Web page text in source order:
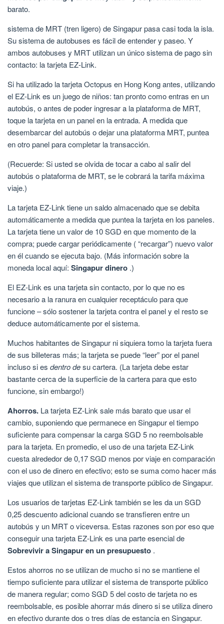
barato.
sistema de MRT (tren ligero) de Singapur pasa casi toda la isla.
Su sistema de autobuses es fácil de entender y paseo. Y
ambos autobuses y MRT utilizan un único sistema de pago sin
contacto: la tarjeta EZ-Link.
Si ha utilizado la tarjeta Octopus en Hong Kong antes, utilizando
el EZ-Link es un juego de niños: tan pronto como entras en un
autobús, o antes de poder ingresar a la plataforma de MRT,
toque la tarjeta en un panel en la entrada. A medida que
desembarcar del autobús o dejar una plataforma MRT, puntea
en otro panel para completar la transacción.
(Recuerde: Si usted se olvida de tocar a cabo al salir del
autobús o plataforma de MRT, se le cobrará la tarifa máxima
viaje.)
La tarjeta EZ-Link tiene un saldo almacenado que se debita
automáticamente a medida que puntea la tarjeta en los paneles.
La tarjeta tiene un valor de 10 SGD en que momento de la
compra; puede cargar periódicamente ( “recargar”) nuevo valor
en él cuando se ejecuta bajo. (Más información sobre la
moneda local aquí: Singapur dinero .)
El EZ-Link es una tarjeta sin contacto, por lo que no es
necesario a la ranura en cualquier receptáculo para que
funcione – sólo sostener la tarjeta contra el panel y el resto se
deduce automáticamente por el sistema.
Muchos habitantes de Singapur ni siquiera tomo la tarjeta fuera
de sus billeteras más; la tarjeta se puede “leer” por el panel
incluso si es dentro desu cartera. (La tarjeta debe estar
bastante cerca de la superficie de la cartera para que esto
funcione, sin embargo!)
Ahorros. La tarjeta EZ-Link sale más barato que usar el
cambio, suponiendo que permanece en Singapur el tiempo
suficiente para compensar la carga SGD 5 no reembolsable
para la tarjeta. En promedio, el uso de una tarjeta EZ-Link
cuesta alrededor de 0,17 SGD menos por viaje en comparación
con el uso de dinero en efectivo; esto se suma como hacer más
viajes que utilizan el sistema de transporte público de Singapur.
Los usuarios de tarjetas EZ-Link también se les da un SGD
0,25 descuento adicional cuando se transfieren entre un
autobús y un MRT o viceversa. Estas razones son por eso que
conseguir una tarjeta EZ-Link es una parte esencial de
Sobrevivir a Singapur en un presupuesto .
Estos ahorros no se utilizan de mucho si no se mantiene el
tiempo suficiente para utilizar el sistema de transporte público
de manera regular; como SGD 5 del costo de tarjeta no es
reembolsable, es posible ahorrar más dinero si se utiliza dinero
en efectivo durante dos o tres días de estancia en Singapur.